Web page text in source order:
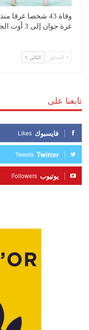
وفاة 43 شخصا غرقا منذ
غرة جوان إلى 3 أوت الجاري
السابق التالي
تابعنا على
فايسبوك Likes
Twitter
Tweets
يوتيوب Followers